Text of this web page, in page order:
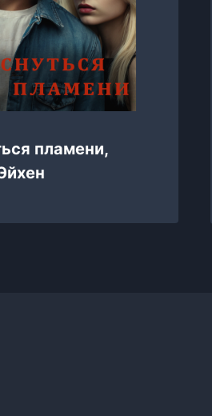
пламени,